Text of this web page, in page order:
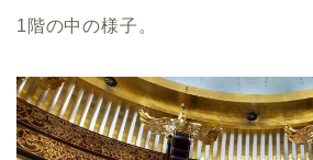
1階の中の様子。